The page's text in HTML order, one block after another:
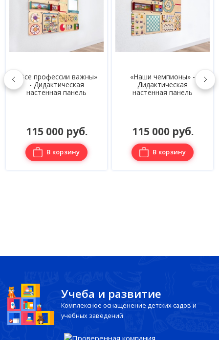
профессии важны»
- Дидактическая
настенная панель
115 000 руб.
В корзину
«Наши чемпионы» -
Дидактическая
настенная панель
115 000 руб.
В корзину
Учеба и развитие
Комплексное оснащенение детских садов и
учебных заведений